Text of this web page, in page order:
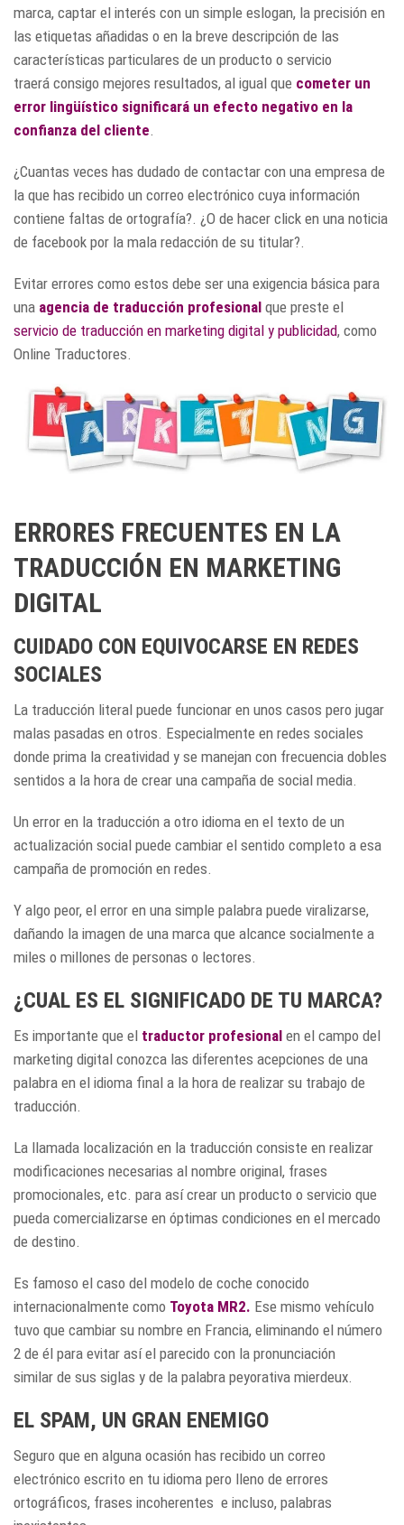
marca, captar el interés con un simple eslogan, la precisión en
las etiquetas añadidas o en la breve descripción de las
características particulares de un producto o servicio
traerá consigo mejores resultados, al igual que cometer un
error lingüístico significará un efecto negativo en la
confianza del cliente.
¿Cuantas veces has dudado de contactar con una empresa de
la que has recibido un correo electrónico cuya información
contiene faltas de ortografía?. ¿O de hacer click en una noticia
de facebook por la mala redacción de su titular?.
Evitar errores como estos debe ser una exigencia básica para
una agencia de traducción profesional que preste el
servicio de traducción en marketing digital y publicidad, como
Online Traductores.
ERRORES FRECUENTES EN LA
TRADUCCIÓN EN MARKETING
DIGITAL
CUIDADO CON EQUIVOCARSE EN REDES
SOCIALES
La traducción literal puede funcionar en unos casos pero jugar
malas pasadas en otros. Especialmente en redes sociales
donde prima la creatividad y se manejan con frecuencia dobles
sentidos a la hora de crear una campaña de social media.
Un error en la traducción a otro idioma en el texto de un
actualización social puede cambiar el sentido completo a esa
campaña de promoción en redes.
Y algo peor, el error en una simple palabra puede viralizarse,
dañando la imagen de una marca que alcance socialmente a
miles o millones de personas o lectores.
¿CUAL ES EL SIGNIFICADO DE TU MARCA?
Es importante que el traductor profesional en el campo del
marketing digital conozca las diferentes acepciones de una
palabra en el idioma final a la hora de realizar su trabajo de
traducción.
La llamada localización en la traducción consiste en realizar
modificaciones necesarias al nombre original, frases
promocionales, etc. para así crear un producto o servicio que
pueda comercializarse en óptimas condiciones en el mercado
de destino.
Es famoso el caso del modelo de coche conocido
internacionalmente como Toyota MR2. Ese mismo vehículo
tuvo que cambiar su nombre en Francia, eliminando el número
2 de él para evitar así el parecido con la pronunciación
similar de sus siglas y de la palabra peyorativa mierdeux.
EL SPAM, UN GRAN ENEMIGO
Seguro que en alguna ocasión has recibido un correo
electrónico escrito en tu idioma pero lleno de errores
ortográficos, frases incoherentes e incluso, palabras